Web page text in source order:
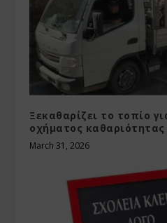
Ξεκαθαρίζει το τοπίο
οχήματος
March 31, 2026